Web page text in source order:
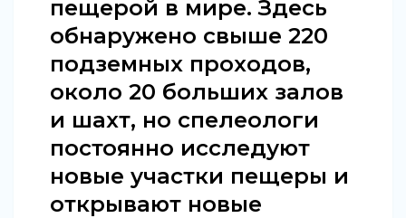
пещерой в мире. Здесь
обнаружено свыше 220
подземных проходов,
около 20 больших залов
и шахт, но спелеологи
постоянно исследуют
новые участки пещеры и
открывают новые